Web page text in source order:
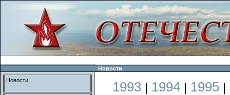
Новости
1993 | 1994 | 1995 |
Новости